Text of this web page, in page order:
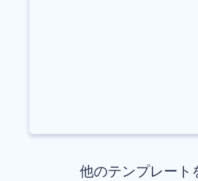
他のテンプレート